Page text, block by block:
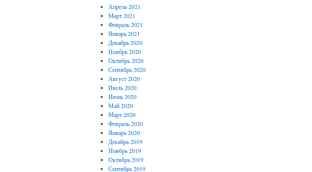
Апрель 2021
Март 2021
Февраль 2021
Январь 2021
Декабрь 2020
Ноябрь 2020
Октябрь 2020
Сентябрь 2020
Август 2020
Июль 2020
Июнь 2020
Май 2020
Март 2020
Февраль 2020
Январь 2020
Декабрь 2019
Ноябрь 2019
Октябрь 2019
Сентябрь 2019